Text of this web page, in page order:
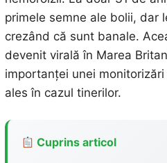
primele semne ale bolii, dar
crezând că sunt banale.
devenit virală în Marea
importanței unei
ales în cazul tinerilor.
Cuprins articol